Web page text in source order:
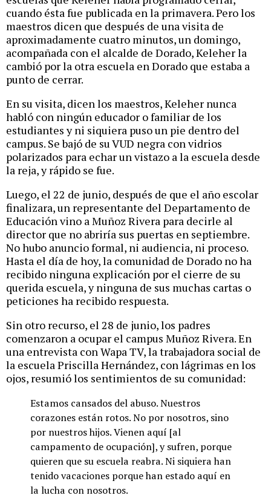
cuando ésta fue publicada en la primavera. Pero los
maestros dicen que después de una visita de
aproximadamente cuatro minutos, un domingo,
acompañada con el alcalde de Dorado, Keleher la
cambió por la otra escuela en Dorado que estaba a
punto de cerrar.
En su visita, dicen los maestros, Keleher nunca
habló con ningún educador o familiar de los
estudiantes y ni siquiera puso un pie dentro del
campus. Se bajó de su VUD negra con vidrios
polarizados para echar un vistazo a la escuela desde
la reja, y rápido se fue.
Luego, el 22 de junio, después de que el año escolar
finalizara, un representante del Departamento de
Educación vino a Muñoz Rivera para decirle al
director que no abriría sus puertas en septiembre.
No hubo anuncio formal, ni audiencia, ni proceso.
Hasta el día de hoy, la comunidad de Dorado no ha
recibido ninguna explicación por el cierre de su
querida escuela, y ninguna de sus muchas cartas o
peticiones ha recibido respuesta.
Sin otro recurso, el 28 de junio, los padres
comenzaron a ocupar el campus Muñoz Rivera. En
una entrevista con Wapa TV, la trabajadora social de
la escuela Priscilla Hernández, con lágrimas en los
ojos, resumió los sentimientos de su comunidad:
Estamos cansados del abuso. Nuestros
corazones están rotos. No por nosotros, sino
por nuestros hijos. Vienen aquí [al
campamento de ocupación], y sufren, porque
quieren que su escuela reabra. Ni siquiera han
tenido vacaciones porque han estado aquí en
la lucha con nosotros.